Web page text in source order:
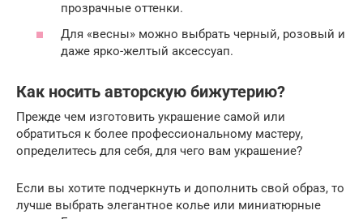
прозрачные оттенки.
Для «весны» можно выбрать черный, розовый и
даже ярко-желтый аксессуап.
Как носить авторскую бижутерию?
Прежде чем изготовить украшение самой или
обратиться к более профессиональному мастеру,
определитесь для себя, для чего вам украшение?
Если вы хотите подчеркнуть и дополнить свой образ, то
лучше выбрать элегантное колье или миниатюрные